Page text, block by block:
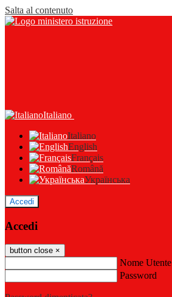
Salta al contenuto
Italiano
Italiano
English
Français
Română
Українська
Accedi
Accedi
button close ×
Nome Utente
Password